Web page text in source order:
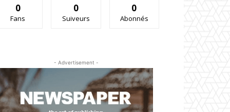
0
Fans
0
Suiveurs
0
Abonnés
- Advertisement -